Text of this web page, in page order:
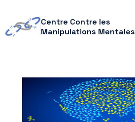
Centre Contre les
Manipulations Mentales